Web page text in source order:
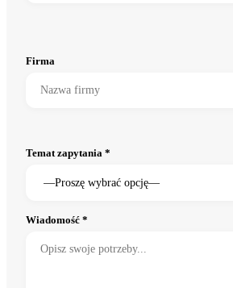
Firma
Temat zapytania *
Wiadomość *